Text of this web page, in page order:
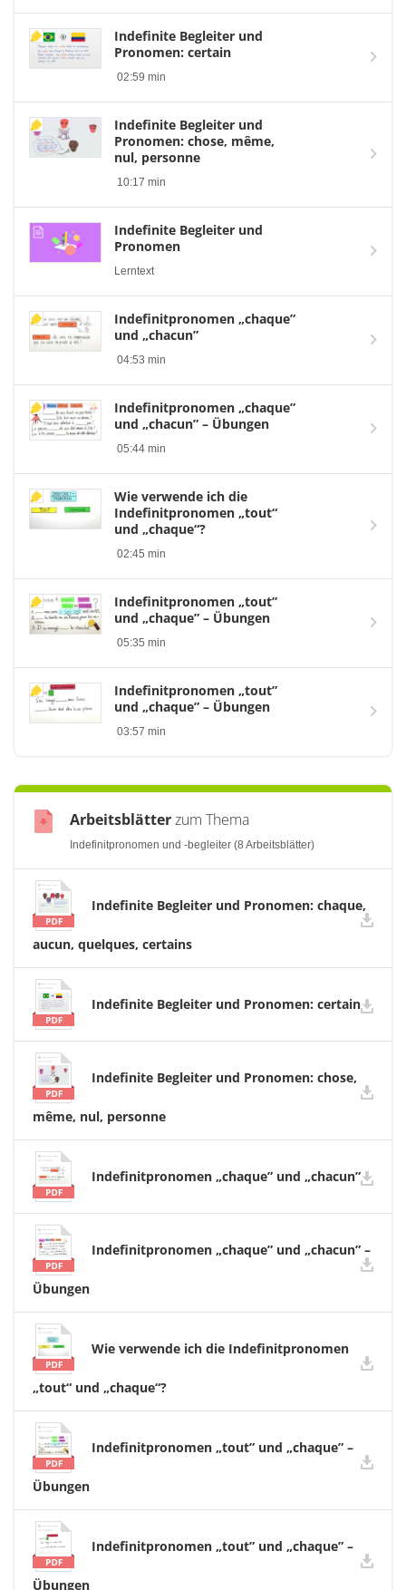
Indefinite Begleiter und
Pronomen: certain
02:59 min
Indefinite Begleiter und
Pronomen: chose, même,
nul, personne
10:17 min
Indefinite Begleiter und
Pronomen
Lerntext
Indefinitpronomen „chaque”
und „chacun”
04:53 min
Indefinitpronomen „chaque”
und „chacun” – Übungen
05:44 min
Wie verwende ich die
Indefinitpronomen „tout“
und „chaque“?
02:45 min
Indefinitpronomen „tout”
und „chaque” – Übungen
05:35 min
Indefinitpronomen „tout”
und „chaque” – Übungen
03:57 min
Arbeitsblätterzum Thema
Indefinitpronomen und -begleiter (8 Arbeitsblätter)
Indefinite Begleiter und Pronomen: chaque,
aucun, quelques, certains
Indefinite Begleiter und Pronomen: certain
Indefinite Begleiter und Pronomen: chose,
même, nul, personne
Indefinitpronomen „chaque” und „chacun”
Indefinitpronomen „chaque” und „chacun” –
Übungen
Wie verwende ich die Indefinitpronomen
„tout“ und „chaque“?
Indefinitpronomen „tout” und „chaque” –
Übungen
Indefinitpronomen „tout” und „chaque” –
Übungen